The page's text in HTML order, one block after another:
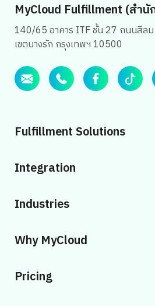
MyCloud Fulfillment (สำนั
140/65 อาคาร ITF ชั้น 27 ถนนสีล
เขตบางรัก กรุงเทพฯ 10500
Fulfillment Solutions
Integration
Industries
Why MyCloud
Pricing